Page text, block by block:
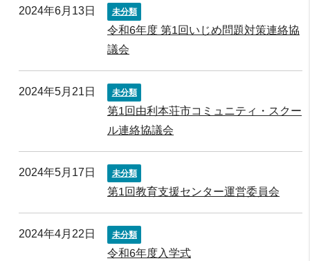
2024年6月13日 未分類
令和6年度 第1回いじめ問題対策連絡協
議会
2024年5月21日 未分類
第1回由利本荘市コミュニティ・スクー
ル連絡協議会
2024年5月17日 未分類
第1回教育支援センター運営委員会
2024年4月22日 未分類
令和6年度入学式